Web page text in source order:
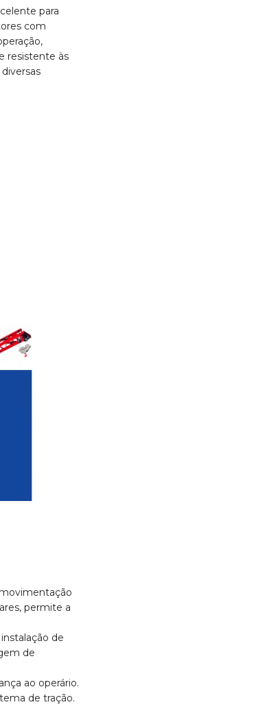
para
com
resistente às
permite a
de
de
ao operário.
de tração.